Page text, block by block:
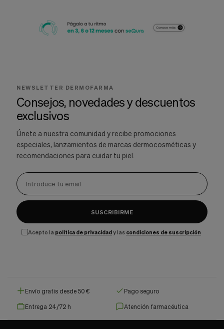
NEWSLETTER DERMOFARMA
Consejos, novedades y descuentos
exclusivos
Únete a nuestra comunidad y recibe promociones
especiales, lanzamientos de marcas dermocosméticas y
recomendaciones para cuidar tu piel.
SUSCRIBIRME
Acepto la política de privacidady las condiciones de suscripción
Envío gratis desde 50 € Pago seguro
Entrega 24/72 h Atención farmacéutica